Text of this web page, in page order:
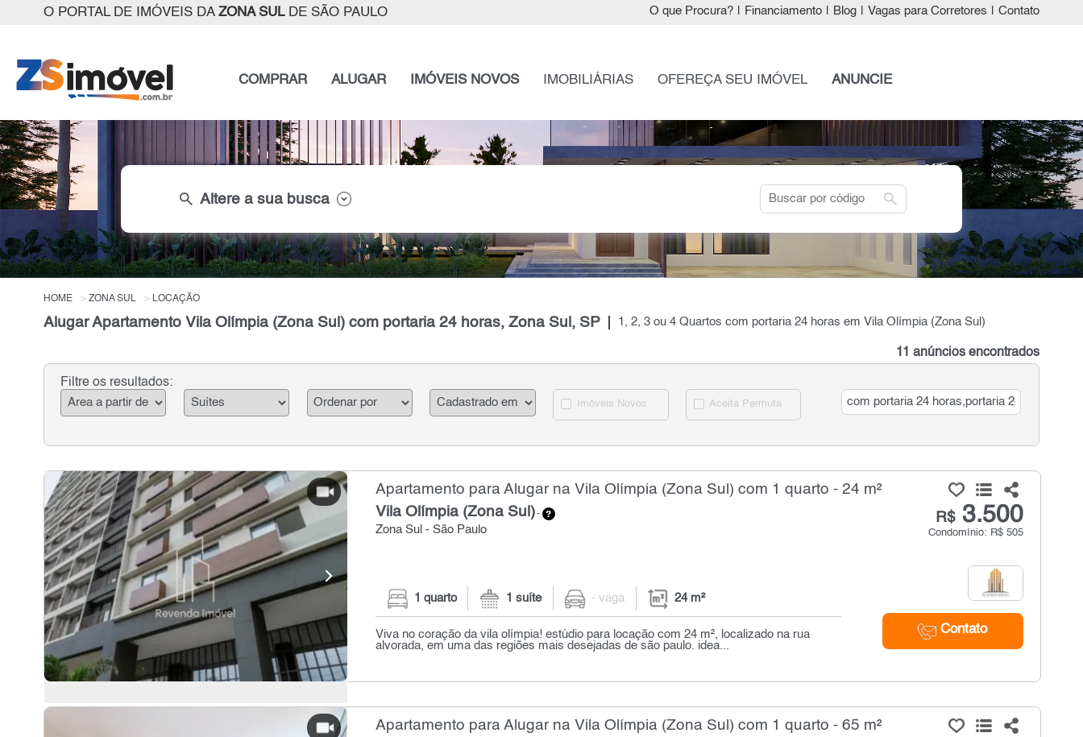
O PORTAL DE IMÓVEIS DA ZONA SULDE SÃO PAULO O que Procura? Financiamento Blog Vagas para Corretores Contato
COMPRAR ALUGAR IMÓVEIS NOVOS IMOBILIÁRIAS OFEREÇA SEU IMÓVEL ANUNCIE
search Altere a sua busca search
HOME ZONA SUL LOCAÇÃO
Alugar Apartamento Vila Olímpia (Zona Sul) com portaria 24 horas, Zona Sul, SP 1, 2, 3 ou 4 Quartos com portaria 24 horas em Vila Olímpia (Zona Sul)
11 anúncios encontrados
Filtre os resultados:
Imóveis Novos Aceita Permuta
Apartamento para Alugar na Vila Olímpia (Zona Sul) com 1 quarto - 24 m²
Vila Olímpia (Zona Sul)-
Zona Sul - São Paulo
R$3.500
Condomínio: R$ 505
Contato
1 quarto 1 suíte - vaga 24 m²
Viva no coração da vila olímpia! estúdio para locação com 24 m², localizado na rua
alvorada, em uma das regiões mais desejadas de são paulo. idea...
Apartamento para Alugar na Vila Olímpia (Zona Sul) com 1 quarto - 65 m²